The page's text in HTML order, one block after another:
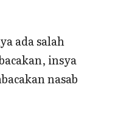
ada salah
insya
nasab